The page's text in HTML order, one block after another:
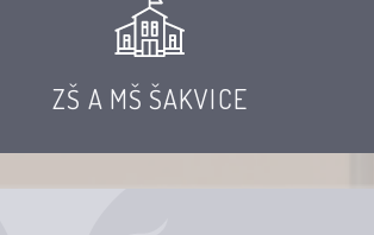
ZŠ A MŠ ŠAKVICE